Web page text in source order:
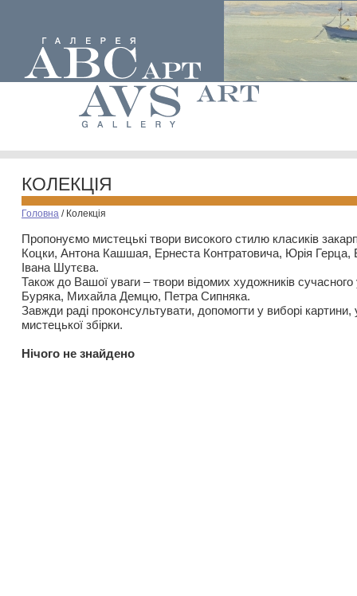
КОЛЕКЦІЯ
Головна / Колекція
Пропонуємо мистецькі твори високого стилю класиків
Коцки, Антона Кашшая, Ернеста Контратовича, Юрія
Івана Шутєва.
Також до Вашої уваги – твори відомих художників
Буряка, Михайла Демцю, Петра Сипняка.
Завжди раді проконсультувати, допомогти у виборі картини,
мистецької збірки.
Нiчого не знайдено